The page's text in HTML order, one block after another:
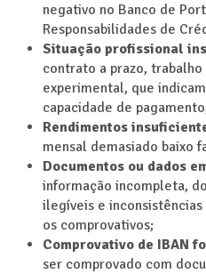
negativo no Banco de
Responsabilidades de
Situação profissional
contrato a prazo,
experimental, que
capacidade de
Rendimentos
mensal demasiado baixo
Documentos ou dados
informação incompleta,
ilegíveis e
os comprovativos;
Comprovativo de IBAN
ser comprovado com